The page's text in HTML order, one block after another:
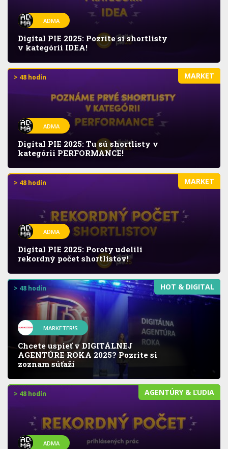
ADMA
Digital PIE 2025: Pozrite si shortlisty
v kategórii IDEA!
MARKET
> 48 hodín
ADMA
Digital PIE 2025: Tu sú shortlisty v
kategórii PERFORMANCE!
MARKET
> 48 hodín
ADMA
Digital PIE 2025: Poroty udelili
rekordný počet shortlistov!
HOT & DIGITAL
> 48 hodín
MARKETER!S
Chcete uspieť v DIGITÁLNEJ
AGENTÚRE ROKA 2025? Pozrite si
zoznam súťaží
AGENTÚRY & ĽUDIA
> 48 hodín
ADMA